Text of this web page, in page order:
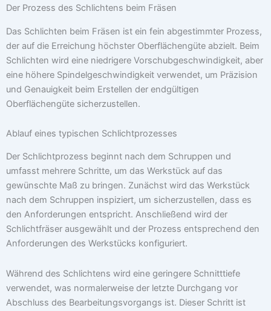
Der Prozess des Schlichtens beim Fräsen
Das Schlichten beim Fräsen ist ein fein abgestimmter Prozess,
der auf die Erreichung höchster Oberflächengüte abzielt. Beim
Schlichten wird eine niedrigere Vorschubgeschwindigkeit, aber
eine höhere Spindelgeschwindigkeit verwendet, um Präzision
und Genauigkeit beim Erstellen der endgültigen
Oberflächengüte sicherzustellen.
Ablauf eines typischen Schlichtprozesses
Der Schlichtprozess beginnt nach dem Schruppen und
umfasst mehrere Schritte, um das Werkstück auf das
gewünschte Maß zu bringen. Zunächst wird das Werkstück
nach dem Schruppen inspiziert, um sicherzustellen, dass es
den Anforderungen entspricht. Anschließend wird der
Schlichtfräser ausgewählt und der Prozess entsprechend den
Anforderungen des Werkstücks konfiguriert.
Während des Schlichtens wird eine geringere Schnitttiefe
verwendet, was normalerweise der letzte Durchgang vor
Abschluss des Bearbeitungsvorgangs ist. Dieser Schritt ist